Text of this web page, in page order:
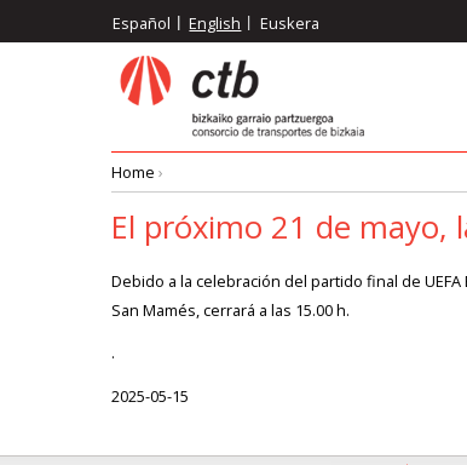
to
Español English Euskera
Breadcrumb
Home ›
El próximo 21 de mayo,
Debido a la celebración del partido final de
San Mamés, cerrará a las 15.00 h.
.
2025-05-15